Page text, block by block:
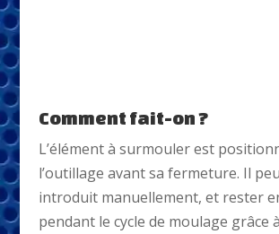
Comment fait-on ?
L’élément à surmouler est
l’outillage avant sa fermeture. Il
introduit manuellement, et rester
pendant le cycle de moulage grâce